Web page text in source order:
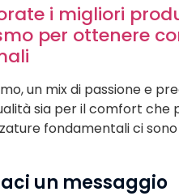
i migliori
per ottenere
un mix di passione e
sia per il comfort che
fondamentali ci
un messaggio